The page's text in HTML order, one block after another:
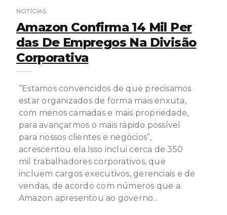
NOTÍCIAS
Amazon Confirma 14 Mil Per
Das De Empregos Na Divisão
Corporativa
“Estamos convencidos de que precisamos
estar organizados de forma mais enxuta,
com menos camadas e mais propriedade,
para avançarmos o mais rápido possível
para nossos clientes e negócios”,
acrescentou ela.Isso inclui cerca de 350
mil trabalhadores corporativos, que
incluem cargos executivos, gerenciais e de
vendas, de acordo com números que a
Amazon apresentou ao governo…